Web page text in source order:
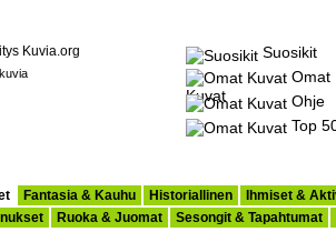
Suosikit
Omat
Kuvat
Ohje
Top
Fantasia & Kauhu Historiallinen
Ihmiset &
Ruoka & Juomat Sesongit & Tapahtumat